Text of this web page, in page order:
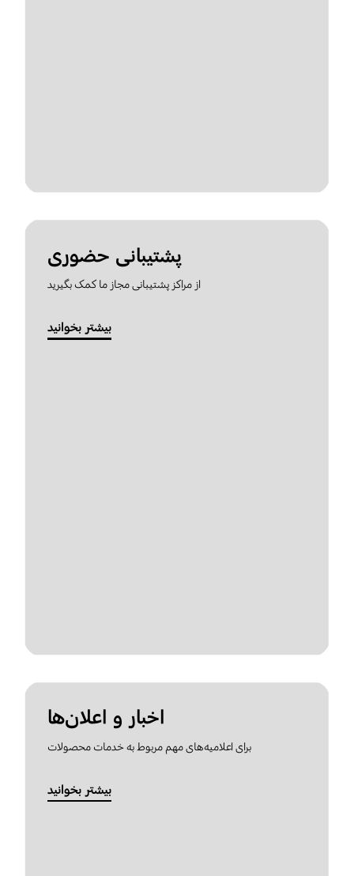
پشتیبانی حضوری
از مراکز پشتیبانی مجاز ما کمک بگیرید
بیشتر بخوانید
اخبار و اعلان‌ها
برای اعلامیه‌های مهم مربوط به خدمات محصولات
بیشتر بخوانید